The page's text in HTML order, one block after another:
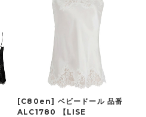
[C80en] ベビードール 品番
ALC1780 【LISE